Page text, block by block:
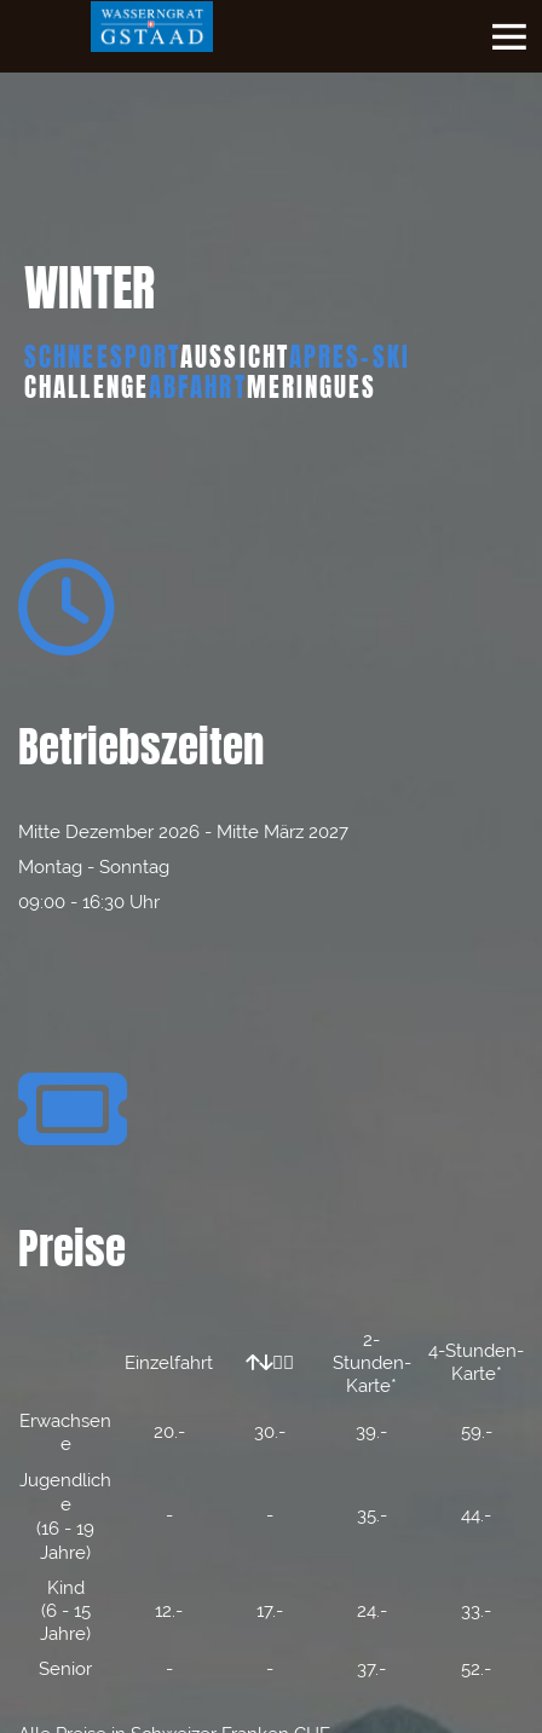
WINTER
SCHNEESPORTAUSSICHTAPRES-SKI
CHALLENGEABFAHRTMERINGUES

Betriebszeiten
Mitte Dezember 2026 - Mitte März 2027
Montag - Sonntag
09:00 - 16:30 Uhr

Preise
Einzelfahrt 
2-
Stunden-
Karte*
4-Stunden-
Karte*
Erwachsen
e
20.- 30.- 39.- 59.-
Jugendlich
e
(16 - 19
Jahre)
- - 35.- 44.-
Kind
(6 - 15
Jahre)
12.- 17.- 24.- 33.-
Senior - - 37.- 52.-